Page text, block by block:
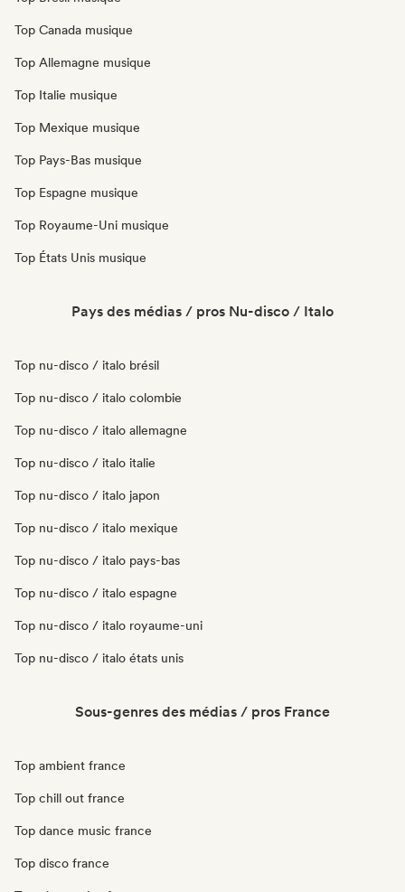
Top Canada musique
Top Allemagne musique
Top Italie musique
Top Mexique musique
Top Pays-Bas musique
Top Espagne musique
Top Royaume-Uni musique
Top États Unis musique
Pays des médias / pros Nu-disco / Italo
Top nu-disco / italo brésil
Top nu-disco / italo colombie
Top nu-disco / italo allemagne
Top nu-disco / italo italie
Top nu-disco / italo japon
Top nu-disco / italo mexique
Top nu-disco / italo pays-bas
Top nu-disco / italo espagne
Top nu-disco / italo royaume-uni
Top nu-disco / italo états unis
Sous-genres des médias / pros France
Top ambient france
Top chill out france
Top dance music france
Top disco france